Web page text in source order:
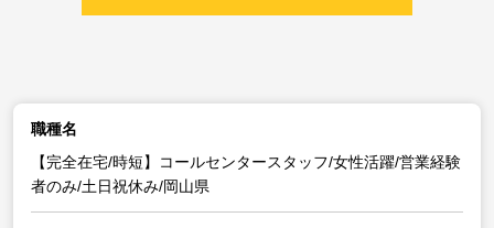
職種名
【完全在宅/時短】コールセンタースタッフ/女性活躍/営業経験
者のみ/土日祝休み/岡山県